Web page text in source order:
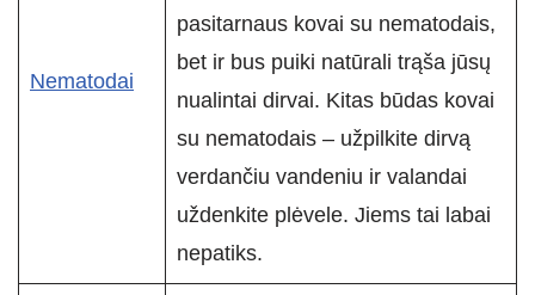
Nematodai
pasitarnaus kovai su nematodais,
bet ir bus puiki natūrali trąša jūsų
nualintai dirvai. Kitas būdas kovai
su nematodais – užpilkite dirvą
verdančiu vandeniu ir valandai
uždenkite plėvele. Jiems tai labai
nepatiks.